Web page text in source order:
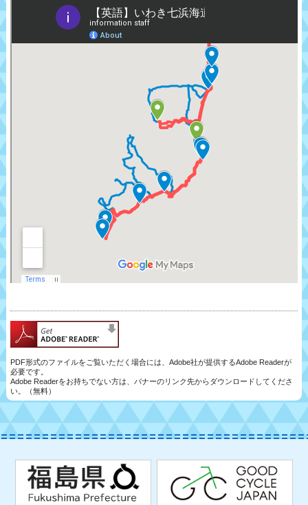
PDF形式のファイルをご覧いただく場合には、Adobe社が提供するAdobe Readerが
必要です。
Adobe Readerをお持ちでない方は、バナーのリンク先からダウンロードしてくださ
い。（無料）